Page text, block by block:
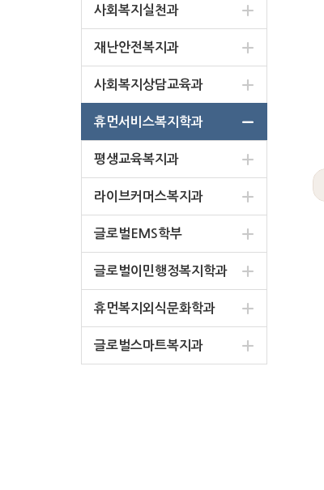
사회복지실천과
재난안전복지과
사회복지상담교육과
휴먼서비스복지학과
평생교육복지과
라이브커머스복지과
글로벌EMS학부
글로벌이민행정복지학과
휴먼복지외식문화학과
글로벌스마트복지과